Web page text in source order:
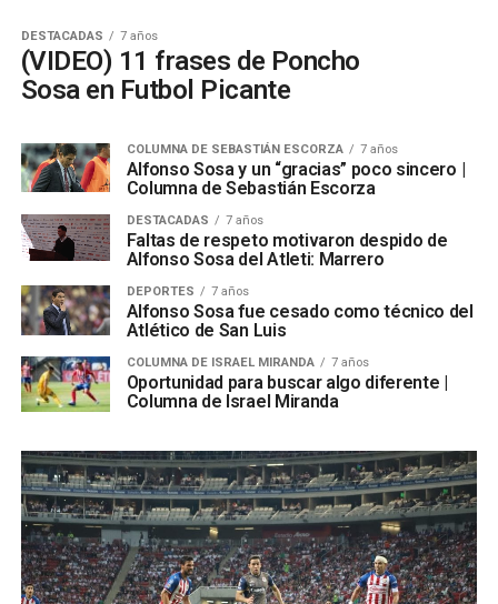
DESTACADAS 7 años
(VIDEO) 11 frases de Poncho
Sosa en Futbol Picante
COLUMNA DE SEBASTIÁN ESCORZA 7 años
Alfonso Sosa y un “gracias” poco sincero |
Columna de Sebastián Escorza
DESTACADAS 7 años
Faltas de respeto motivaron despido de
Alfonso Sosa del Atleti: Marrero
DEPORTES 7 años
Alfonso Sosa fue cesado como técnico del
Atlético de San Luis
COLUMNA DE ISRAEL MIRANDA 7 años
Oportunidad para buscar algo diferente |
Columna de Israel Miranda